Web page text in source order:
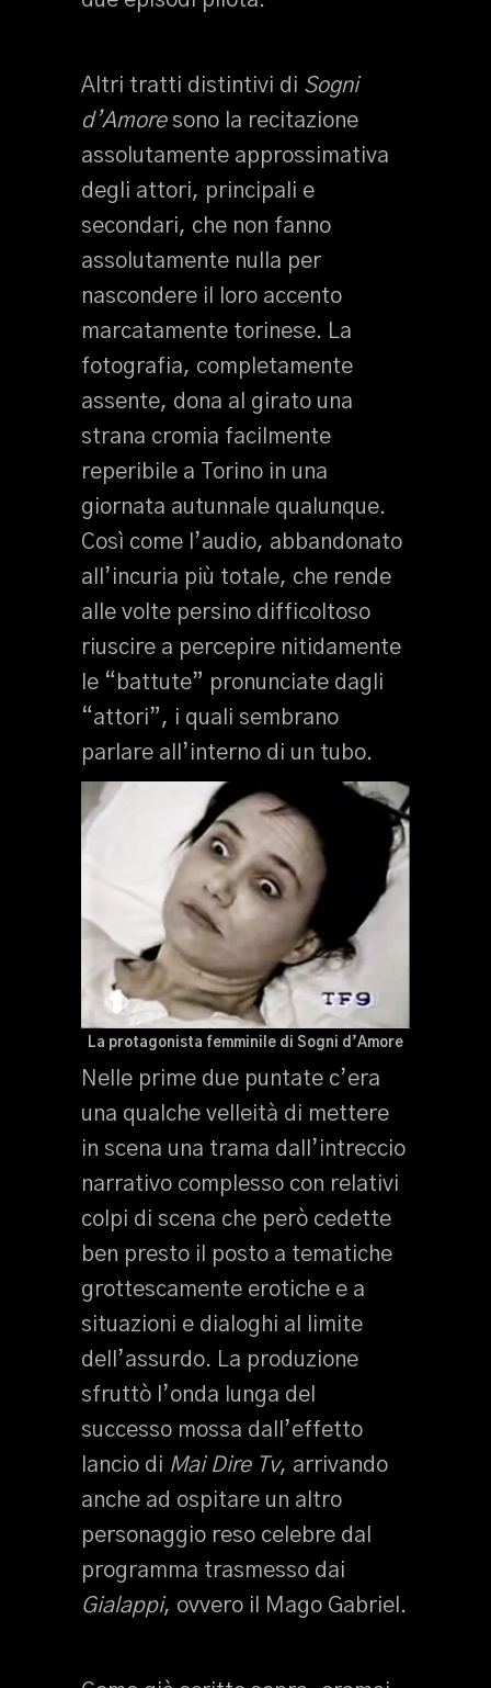
Altri tratti distintivi di Sogni
d’Amore sono la recitazione
assolutamente approssimativa
degli attori, principali e
secondari, che non fanno
assolutamente nulla per
nascondere il loro accento
marcatamente torinese. La
fotografia, completamente
assente, dona al girato una
strana cromia facilmente
reperibile a Torino in una
giornata autunnale qualunque.
Così come l’audio, abbandonato
all’incuria più totale, che rende
alle volte persino difficoltoso
riuscire a percepire nitidamente
le “battute” pronunciate dagli
“attori”, i quali sembrano
parlare all’interno di un tubo.
La protagonista femminile di Sogni d’Amore
Nelle prime due puntate c’era
una qualche velleità di mettere
in scena una trama dall’intreccio
narrativo complesso con relativi
colpi di scena che però cedette
ben presto il posto a tematiche
grottescamente erotiche e a
situazioni e dialoghi al limite
dell’assurdo. La produzione
sfruttò l’onda lunga del
successo mossa dall’effetto
lancio di Mai Dire Tv, arrivando
anche ad ospitare un altro
personaggio reso celebre dal
programma trasmesso dai
Gialappi, ovvero il Mago Gabriel.